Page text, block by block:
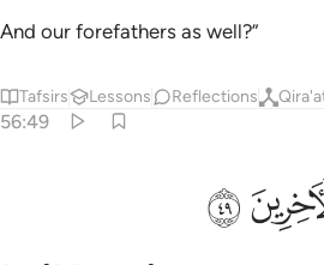
And our forefathers as well?”
Tafsirs Lessons Reflections
56:49
ﳖ